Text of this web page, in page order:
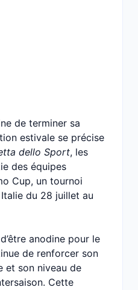
de terminer sa
estivale se précise
dello Sport, les
des équipes
Cup, un tournoi
du 28 juillet au
anodine pour le
de renforcer son
et son niveau de
Cette